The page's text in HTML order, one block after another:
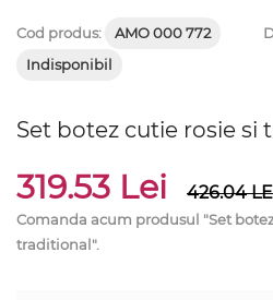
Cod produs: AMO 000 772
Indisponibil
Set botez cutie rosie si
319.53 Lei 426.04
Comanda acum produsul "Set
traditional".